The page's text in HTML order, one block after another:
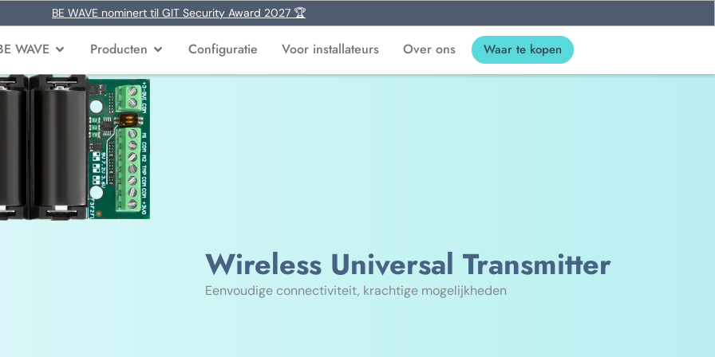
BE WAVE nominert til GIT Security Award 2027 🏆
WAVE Producten Configuratie Voor installateurs Over ons Waar te kopen
Wireless Universal Transmitter
Eenvoudige connectiviteit, krachtige mogelijkheden